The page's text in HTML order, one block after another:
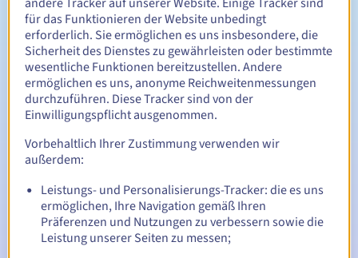
Rückgewinnungsfrist
Automatische Benachrichtigungen:
Warn-E-Mails: 60, 30, 15, 7 und 3 Tage vor dem
Ablaufdatum
E-Mail am Ablaufdatumzur Benachrichtigung über die
Sperrung des Domainnamens
E-Mail nach Ablauf der Rückgewinnungsfrist
Benachrichtigung über die Löschung des Domainnamens
für das Funktionieren der Website unbedingt
erforderlich. Sie ermöglichen es uns insbesondere, die
Sicherheit des Dienstes zu gewährleisten oder bestimmte
wesentliche Funktionen bereitzustellen. Andere
ermöglichen es uns, anonyme Reichweitenmessungen
durchzuführen. Diese Tracker sind von der
Einwilligungspflicht ausgenommen.
Vorbehaltlich Ihrer Zustimmung verwenden wir
außerdem:
Leistungs- und Personalisierungs-Tracker: die es uns
ermöglichen, Ihre Navigation gemäß Ihren
Präferenzen und Nutzungen zu verbessern sowie die
Leistung unserer Seiten zu messen;